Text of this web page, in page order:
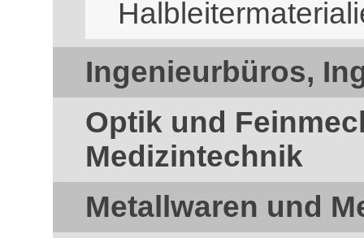
Ingenieurbüros,
Optik und
Medizintechnik
Metallwaren und